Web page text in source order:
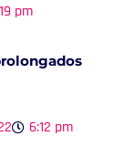
pm
6:12 pm